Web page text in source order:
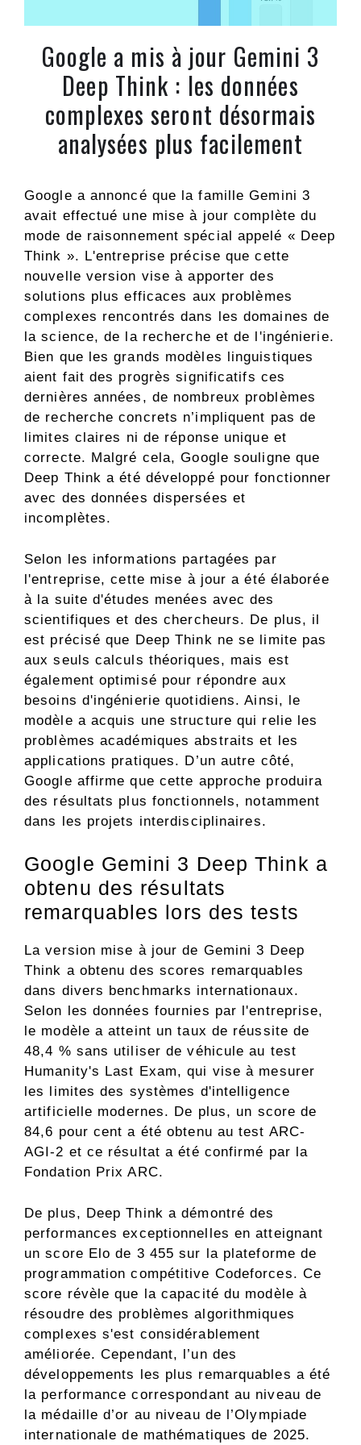
Google a mis à jour Gemini 3
Deep Think : les données
complexes seront désormais
analysées plus facilement
Google a annoncé que la famille Gemini 3
avait effectué une mise à jour complète du
mode de raisonnement spécial appelé « Deep
Think ». L'entreprise précise que cette
nouvelle version vise à apporter des
solutions plus efficaces aux problèmes
complexes rencontrés dans les domaines de
la science, de la recherche et de l'ingénierie.
Bien que les grands modèles linguistiques
aient fait des progrès significatifs ces
dernières années, de nombreux problèmes
de recherche concrets n’impliquent pas de
limites claires ni de réponse unique et
correcte. Malgré cela, Google souligne que
Deep Think a été développé pour fonctionner
avec des données dispersées et
incomplètes.
Selon les informations partagées par
l'entreprise, cette mise à jour a été élaborée
à la suite d'études menées avec des
scientifiques et des chercheurs. De plus, il
est précisé que Deep Think ne se limite pas
aux seuls calculs théoriques, mais est
également optimisé pour répondre aux
besoins d'ingénierie quotidiens. Ainsi, le
modèle a acquis une structure qui relie les
problèmes académiques abstraits et les
applications pratiques. D’un autre côté,
Google affirme que cette approche produira
des résultats plus fonctionnels, notamment
dans les projets interdisciplinaires.
Google Gemini 3 Deep Think a
obtenu des résultats
remarquables lors des tests
La version mise à jour de Gemini 3 Deep
Think a obtenu des scores remarquables
dans divers benchmarks internationaux.
Selon les données fournies par l'entreprise,
le modèle a atteint un taux de réussite de
48,4 % sans utiliser de véhicule au test
Humanity's Last Exam, qui vise à mesurer
les limites des systèmes d'intelligence
artificielle modernes. De plus, un score de
84,6 pour cent a été obtenu au test ARC-
AGI-2 et ce résultat a été confirmé par la
Fondation Prix ARC.
De plus, Deep Think a démontré des
performances exceptionnelles en atteignant
un score Elo de 3 455 sur la plateforme de
programmation compétitive Codeforces. Ce
score révèle que la capacité du modèle à
résoudre des problèmes algorithmiques
complexes s'est considérablement
améliorée. Cependant, l’un des
développements les plus remarquables a été
la performance correspondant au niveau de
la médaille d’or au niveau de l’Olympiade
internationale de mathématiques de 2025.